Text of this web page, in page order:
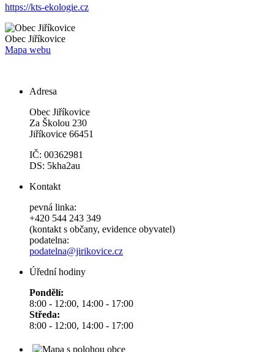
https://kts-ekologie.cz
Obec Jiříkovice
Mapa webu
Adresa
Obec Jiříkovice
Za Školou 230
Jiříkovice 66451
IČ: 00362981
DS: 5kha2au
Kontakt
pevná linka:
+420 544 243 349
(kontakt s občany, evidence obyvatel)
podatelna:
podatelna@jirikovice.cz
Úřední hodiny
Pondělí:
8:00 - 12:00, 14:00 - 17:00
Středa:
8:00 - 12:00, 14:00 - 17:00